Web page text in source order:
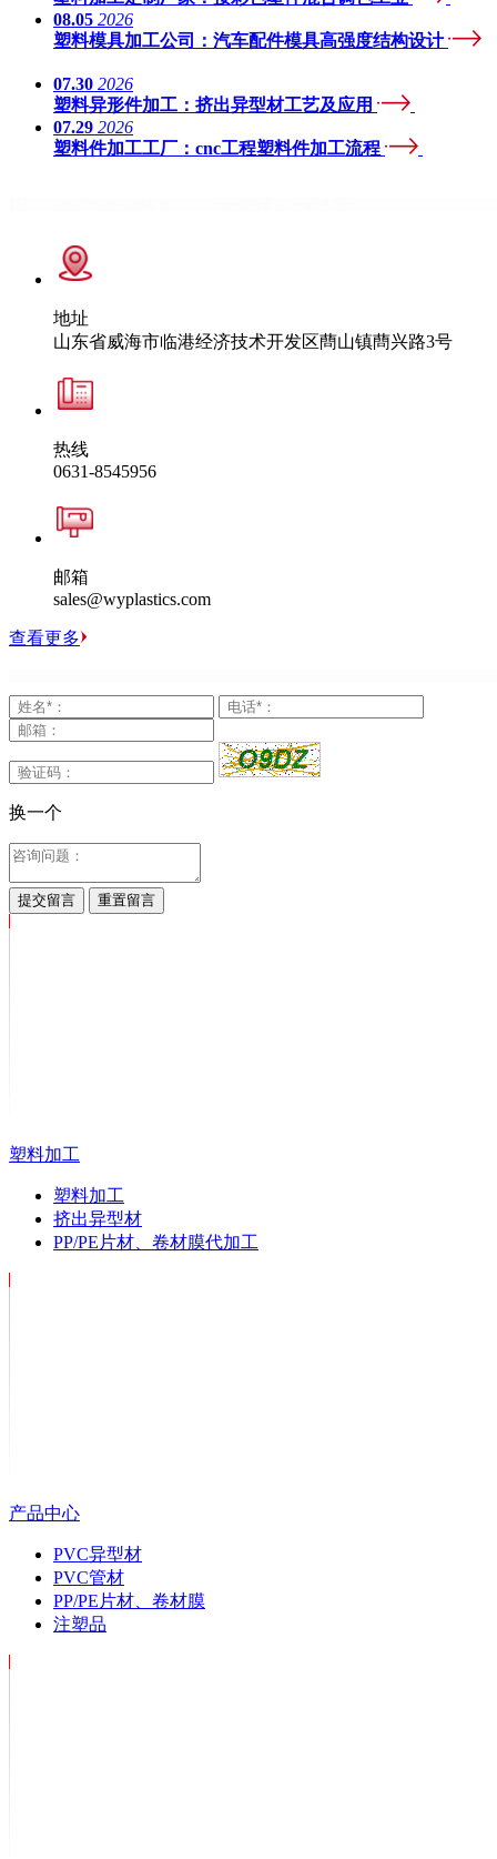
08.05 2026
塑料模具加工公司：汽车配件模具高强度结构设计
07.30 2026
塑料异形件加工：挤出异型材工艺及应用
07.29 2026
塑料件加工工厂：cnc工程塑料件加工流程
地址
山东省威海市临港经济技术开发区蔄山镇蔄兴路3号
热线
0631-8545956
邮箱
sales@wyplastics.com
查看更多
换一个
提交留言 重置留言
塑料加工
塑料加工
挤出异型材
PP/PE片材、卷材膜代加工
产品中心
PVC异型材
PVC管材
PP/PE片材、卷材膜
注塑品